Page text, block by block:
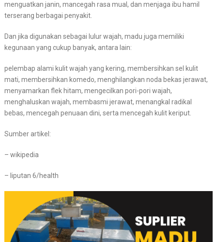
menguatkan janin, mancegah rasa mual, dan menjaga ibu hamil
terserang berbagai penyakit.
Dan jika digunakan sebagai lulur wajah, madu juga memiliki
kegunaan yang cukup banyak, antara lain:
pelembap alami kulit wajah yang kering, membersihkan sel kulit
mati, membersihkan komedo, menghilangkan noda bekas jerawat,
menyamarkan flek hitam, mengecilkan pori-pori wajah,
menghaluskan wajah, membasmi jerawat, menangkal radikal
bebas, mencegah penuaan dini, serta mencegah kulit keriput.
Sumber artikel:
– wikipedia
– liputan 6/health